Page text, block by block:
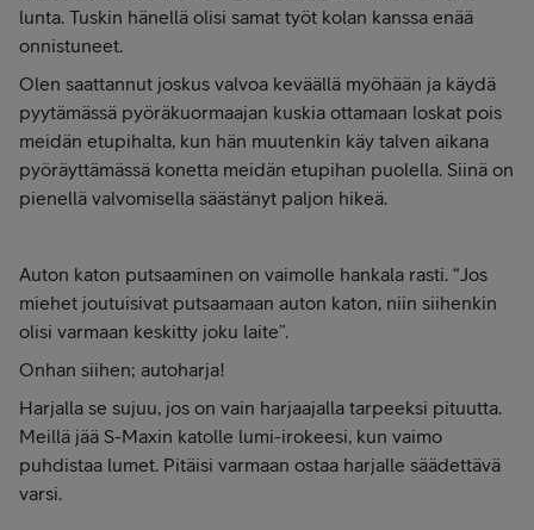
lunta. Tuskin hänellä olisi samat työt kolan kanssa enää
onnistuneet.
Olen saattannut joskus valvoa keväällä myöhään ja käydä
pyytämässä pyöräkuormaajan kuskia ottamaan loskat pois
meidän etupihalta, kun hän muutenkin käy talven aikana
pyöräyttämässä konetta meidän etupihan puolella. Siinä on
pienellä valvomisella säästänyt paljon hikeä.
Auton katon putsaaminen on vaimolle hankala rasti. “Jos
miehet joutuisivat putsaamaan auton katon, niin siihenkin
olisi varmaan keskitty joku laite”.
Onhan siihen; autoharja!
Harjalla se sujuu, jos on vain harjaajalla tarpeeksi pituutta.
Meillä jää S-Maxin katolle lumi-irokeesi, kun vaimo
puhdistaa lumet. Pitäisi varmaan ostaa harjalle säädettävä
varsi.